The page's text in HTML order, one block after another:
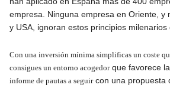
empresa. Ninguna empresa en Oriente,
y USA, ignoran estos principios
Con una inversión mínima simplificas un coste
consigues un entorno acogedor que favorece
informe de pautas a seguir con una propuesta